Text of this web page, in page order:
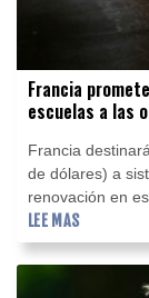
Francia
escuelas a las
Francia
de dólares) a
renovación en
autoridades y
azota el país.
LEE MAS